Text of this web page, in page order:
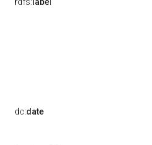
dc:date